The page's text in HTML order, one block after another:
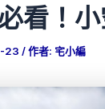
看！
23 / 作者: 宅小編